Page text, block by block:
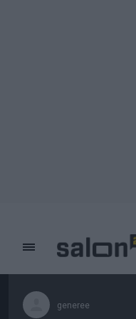
generee